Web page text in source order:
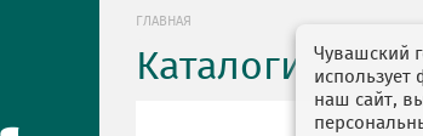
ГЛАВНАЯ
Каталоги Чувашский
наш сайт,